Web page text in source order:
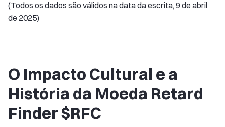
(Todos os dados são válidos na data da escrita, 9 de abril
de 2025)
O Impacto Cultural e a
História da Moeda Retard
Finder $RFC